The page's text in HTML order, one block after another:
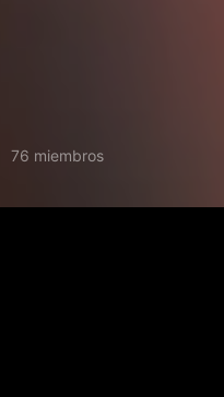
76 miembros